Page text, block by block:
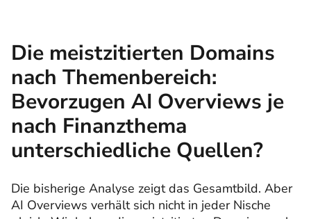
Die meistzitierten Domains
nach Themenbereich:
Bevorzugen AI Overviews je
nach Finanzthema
unterschiedliche Quellen?
Die bisherige Analyse zeigt das Gesamtbild. Aber
AI Overviews verhält sich nicht in jeder Nische